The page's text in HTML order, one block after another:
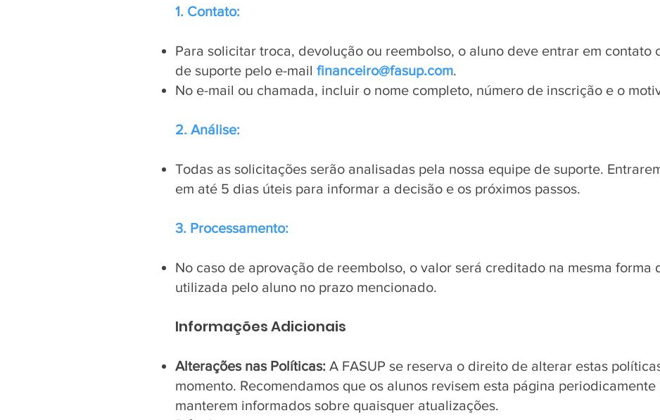
1. Contato:
Para solicitar troca, devolução ou reembolso, o aluno deve entrar em contato
de suporte pelo e-mail financeiro@fasup.com.
No e-mail ou chamada, incluir o nome completo, número de inscrição e o
2. Análise:
Todas as solicitações serão analisadas pela nossa equipe de suporte.
em até 5 dias úteis para informar a decisão e os próximos passos.
3. Processamento:
No caso de aprovação de reembolso, o valor será creditado na mesma forma
utilizada pelo aluno no prazo mencionado.
Informações Adicionais
Alterações nas Políticas: A FASUP se reserva o direito de alterar estas
momento. Recomendamos que os alunos revisem esta página periodicamente
manterem informados sobre quaisquer atualizações.